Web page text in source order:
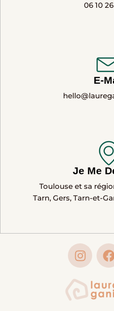
06 10
E-
Je Me
Toulouse et sa
Tarn, Gers, Tarn-et-